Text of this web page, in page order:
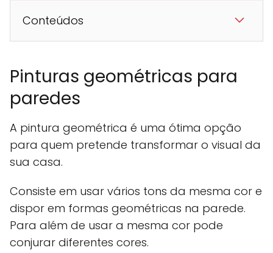
Conteúdos
Pinturas geométricas para
paredes
A pintura geométrica é uma ótima opção
para quem pretende transformar o visual da
sua casa.
Consiste em usar vários tons da mesma cor e
dispor em formas geométricas na parede.
Para além de usar a mesma cor pode
conjurar diferentes cores.